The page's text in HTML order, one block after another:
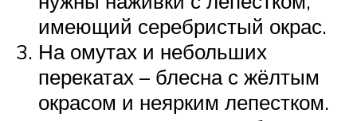
имеющий серебристый окрас.
На омутах и небольших
перекатах – блесна с жёлтым
окрасом и неярким лепестком.